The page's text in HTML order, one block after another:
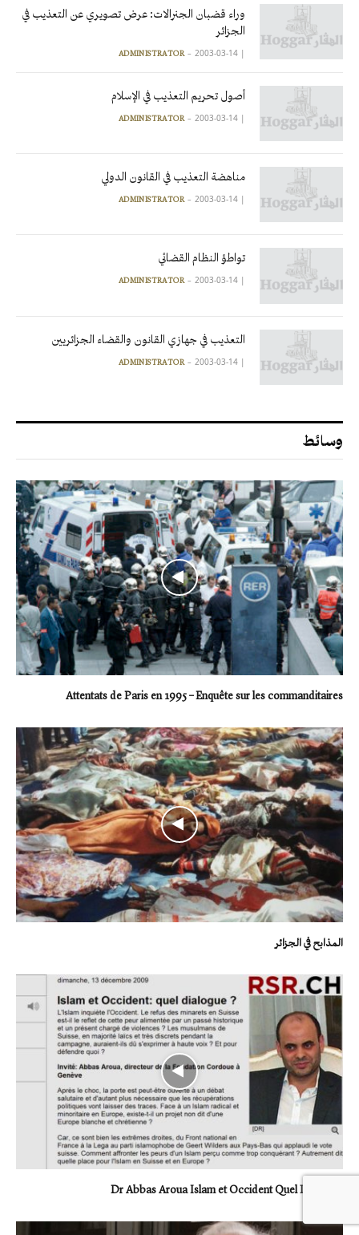
وراء قضبان الجنرالات: عرض تصويري عن التعذيب في
الجزائر
|
ADMINISTRATOR 2003-03-14
أصول تحريم التعذيب في الإسلام
|
ADMINISTRATOR 2003-03-14
مناهضة التعذيب في القانون الدولي
|
ADMINISTRATOR 2003-03-14
تواطؤ النظام القضائي
|
ADMINISTRATOR 2003-03-14
التعذيب في جهازي القانون والقضاء الجزائريين
|
ADMINISTRATOR 2003-03-14
وسائط
Attentats de Paris en 1995 – Enquête sur les commanditaires
المذابح في الجزائر
Dr Abbas Aroua Islam et Occident Quel Dialogue